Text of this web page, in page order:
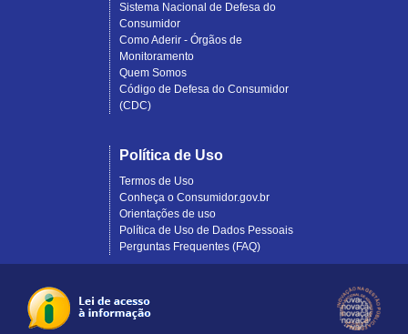
Sistema Nacional de Defesa do
Consumidor
Como Aderir - Órgãos de
Monitoramento
Quem Somos
Código de Defesa do Consumidor
(CDC)
Política de Uso
Termos de Uso
Conheça o Consumidor.gov.br
Orientações de uso
Política de Uso de Dados Pessoais
Perguntas Frequentes (FAQ)